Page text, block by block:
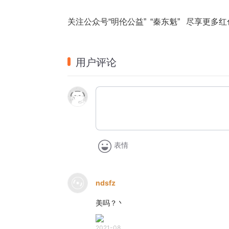
关注公众号“明伦公益”  “秦东魁”   尽享更多
用户评论
表情
ndsfz
美吗？丶